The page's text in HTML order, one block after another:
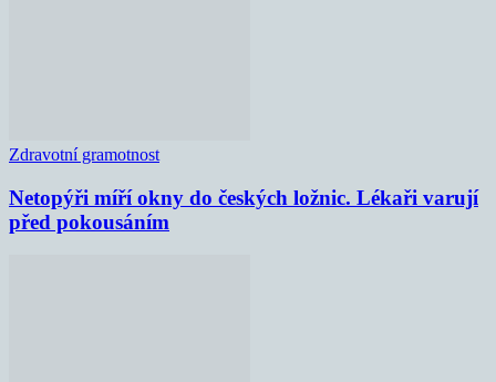
Zdravotní gramotnost
Netopýři míří okny do českých ložnic. Lékaři varují
před pokousáním